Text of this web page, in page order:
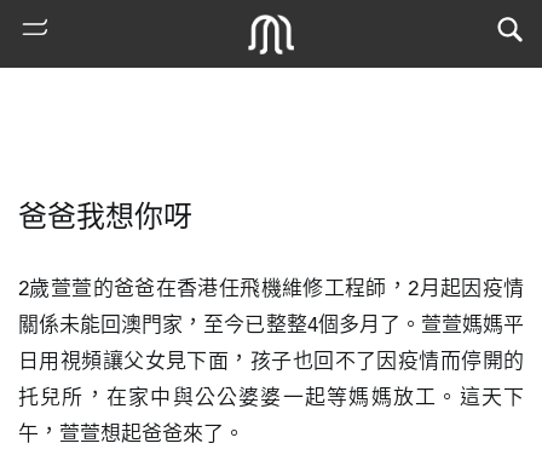
門
爸爸我想你呀
2歲萱萱的爸爸在香港任飛機維修工程師，2月起因疫情
關係未能回澳門家，至今已整整4個多月了。萱萱媽媽平
日用視頻讓父女見下面，孩子也回不了因疫情而停開的
托兒所，在家中與公公婆婆一起等媽媽放工。這天下
午，萱萱想起爸爸來了。